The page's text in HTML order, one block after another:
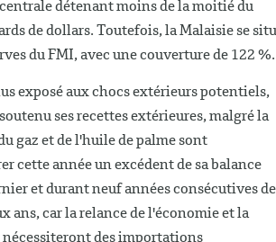
détenant moins de la moitié du
de dollars. Toutefois, la Malaisie se
du FMI, avec une couverture de 122 %.
exposé aux chocs extérieurs potentiels,
ses recettes extérieures, malgré la
gaz et de l'huile de palme sont
cette année un excédent de sa balance
et durant neuf années consécutives de
ans, car la relance de l'économie et la
des importations